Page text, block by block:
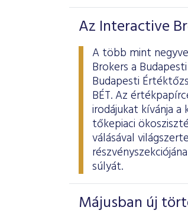
Az Interactive
A több mint
Brokers a
Budapesti
BÉT. Az
irodájukat kívánja
tőkepiaci
válásával
súlyát.
Májusban új